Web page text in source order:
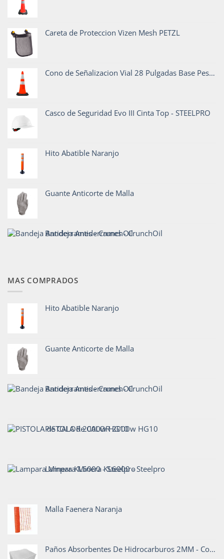
Careta de Proteccion Vizen Mesh PETZL
Cono de Señalizacion Vial 28 Pulgadas Base Pesada
Casco de Seguridad Evo III Cinta Top - STEELPRO
Hito Abatible Naranjo
Guante Anticorte de Malla
Bandeja Antiderrames - CrunchOil
MAS COMPRADOS
Hito Abatible Naranjo
Guante Anticorte de Malla
Bandeja Antiderrames - CrunchOil
PISTOLA de CALOR 2000w HG10
Lampara Minera KL6000 - Steelpro
Malla Faenera Naranja
Paños Absorbentes De Hidrocarburos 2MM - Codigo911